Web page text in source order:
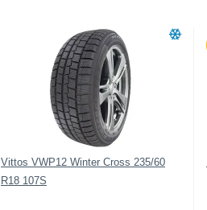
Vittos VWP12 Winter Cross 235/60
R18 107S